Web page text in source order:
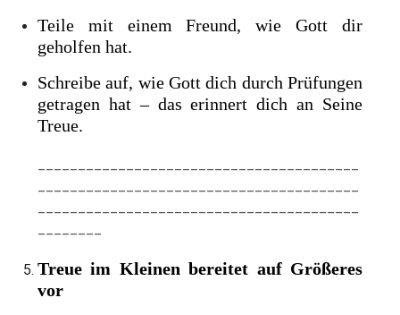
Teile mit einem Freund, wie Gott dir
geholfen hat.
Schreibe auf, wie Gott dich durch Prüfungen
getragen hat – das erinnert dich an Seine
Treue.
Treue im Kleinen bereitet auf Größeres
vor